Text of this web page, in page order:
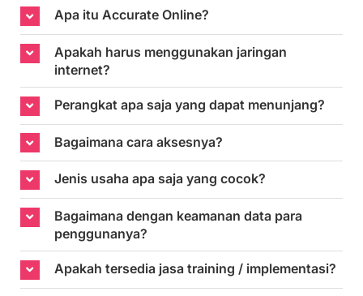
Apa itu Accurate Online?
Apakah harus menggunakan jaringan
internet?
Perangkat apa saja yang dapat menunjang?
Bagaimana cara aksesnya?
Jenis usaha apa saja yang cocok?
Bagaimana dengan keamanan data para
penggunanya?
Apakah tersedia jasa training / implementasi?